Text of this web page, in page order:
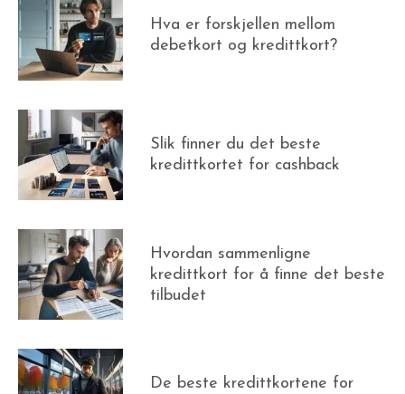
Hva er forskjellen mellom
debetkort og kredittkort?
Slik finner du det beste
kredittkortet for cashback
Hvordan sammenligne
kredittkort for å finne det beste
tilbudet
De beste kredittkortene for